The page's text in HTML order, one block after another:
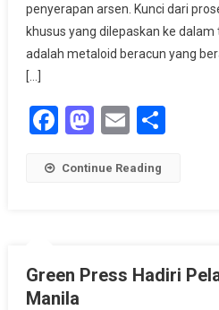
penyerapan arsen. Kunci dari
khusus yang dilepaskan ke
adalah metaloid beracun yang
[…]
Facebook
Mastodon
EmailShare
Continue Reading
Green Press Hadiri
Manila